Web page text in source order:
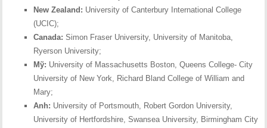
New Zealand: University of Canterbury International College
(UCIC);
Canada: Simon Fraser University, University of Manitoba,
Ryerson University;
Mỹ: University of Massachusetts Boston, Queens College- City
University of New York, Richard Bland College of William and
Mary;
Anh: University of Portsmouth, Robert Gordon University,
University of Hertfordshire, Swansea University, Birmingham City